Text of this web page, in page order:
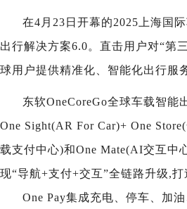
在4月23 日开幕的2025上海国
出行解决方案6.0。直击用户对“第
球用户提供精准化、智能化出行服
东软OneCoreGo全球车载智能
One Sight(AR For Car)+ One
载支付中心)和One Mate(AI交互中
现“导航+支付+交互”全链路升级,
One Pay集成充电、停车、加